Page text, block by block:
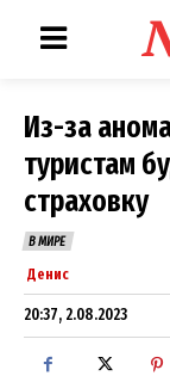
Из-за
туристам
страховку
В МИРЕ
Денис
20:37, 2.08.2023